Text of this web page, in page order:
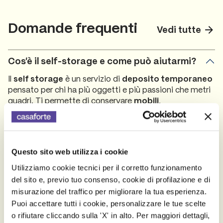
Questo sito web utilizza i cookie
Utilizziamo cookie tecnici per il corretto funzionamento
del sito e, previo tuo consenso, cookie di profilazione e di
misurazione del traffico per migliorare la tua esperienza.
Puoi accettare tutti i cookie, personalizzare le tue scelte
o rifiutare cliccando sulla 'X' in alto. Per maggiori dettagli,
Via Alassio, 10 , 20156 Milano
Contattaci Scopri la sede
Self storage Milano Est
Viale Campania, 2 , 20093 Cologno Monzese
Contattaci Scopri la sede
Self storage Milano Soderini
Via Luigi Soderini 25 (Accesso da Via Rondoni 16),
20146 Milano
Domande frequenti Vedi tutte
Cos’è il self-storage e come può aiutarmi?
Il self storage è un servizio di deposito temporaneo
pensato per chi ha più oggetti e più passioni che metri
quadri. Ti permette di conservare mobili,
attrezzature
di magazzino o il tuo intero
'archivio sentimentale' in box privati e sicuri e per il
tempo che ti serve.
Dove sono i depositi Casaforte?
Chi può accedere al mio spazio e quanto è
sicuro?
Quali sono gli oggetti che posso